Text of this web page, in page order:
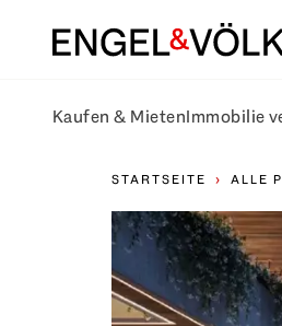
Kaufen & MietenImmobilie
STARTSEITE ALLE